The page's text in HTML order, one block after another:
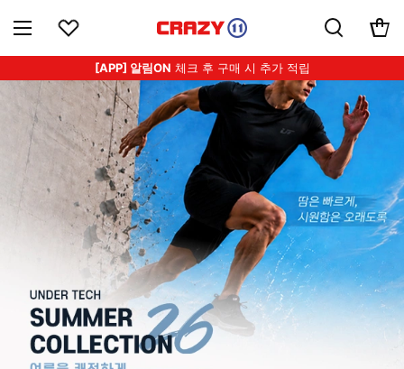
[APP] 알림ON 체크 후 구매 시 추가 적립